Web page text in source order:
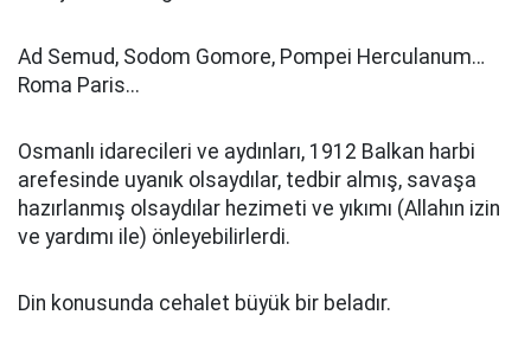
Ad Semud, Sodom Gomore, Pompei Herculanum…
Roma Paris...
Osmanlı idarecileri ve aydınları, 1912 Balkan harbi
arefesinde uyanık olsaydılar, tedbir almış, savaşa
hazırlanmış olsaydılar hezimeti ve yıkımı (Allahın izin
ve yardımı ile) önleyebilirlerdi.
Din konusunda cehalet büyük bir beladır.